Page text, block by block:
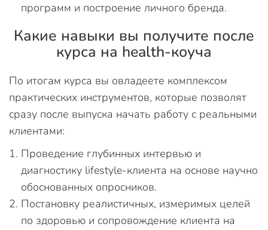
программ и построение личного бренда.
Какие навыки вы получите после
курса на health-коуча
По итогам курса вы овладеете комплексом
практических инструментов, которые позволят
сразу после выпуска начать работу с реальными
клиентами:
Проведение глубинных интервью и
диагностику lifestyle-клиента на основе научно
обоснованных опросников.
Постановку реалистичных, измеримых целей
по здоровью и сопровождение клиента на